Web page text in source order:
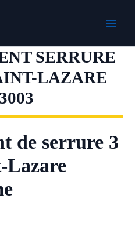
SERRURE
LAZARE
de serrure 3
Lazare